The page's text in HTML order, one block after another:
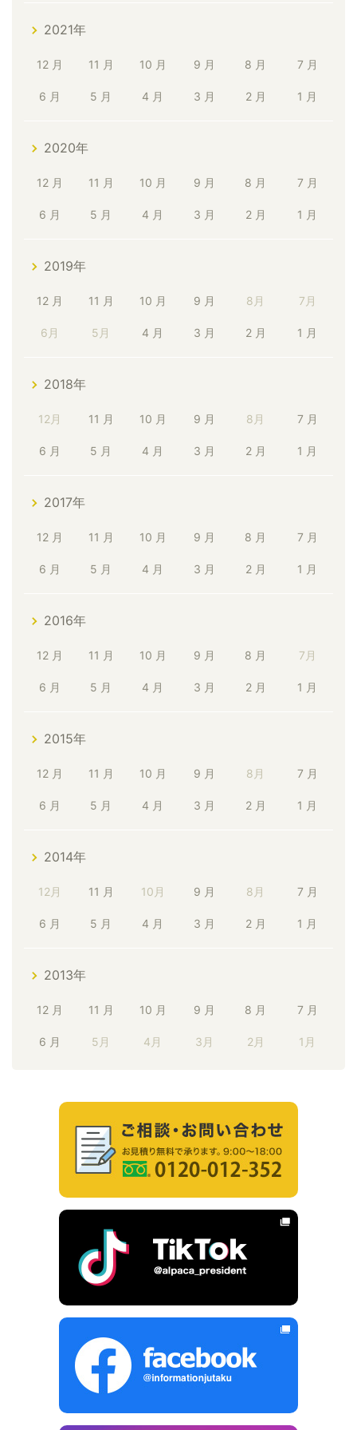
2021年
12 月 11 月 10 月 9 月 8 月 7 月
6 月 5 月 4 月 3 月 2 月 1 月
2020年
12 月 11 月 10 月 9 月 8 月 7 月
6 月 5 月 4 月 3 月 2 月 1 月
2019年
12 月 11 月 10 月 9 月 8月 7月
6月 5月 4 月 3 月 2 月 1 月
2018年
12月 11 月 10 月 9 月 8月 7 月
6 月 5 月 4 月 3 月 2 月 1 月
2017年
12 月 11 月 10 月 9 月 8 月 7 月
6 月 5 月 4 月 3 月 2 月 1 月
2016年
12 月 11 月 10 月 9 月 8 月 7月
6 月 5 月 4 月 3 月 2 月 1 月
2015年
12 月 11 月 10 月 9 月 8月 7 月
6 月 5 月 4 月 3 月 2 月 1 月
2014年
12月 11 月 10月 9 月 8月 7 月
6 月 5 月 4 月 3 月 2 月 1 月
2013年
12 月 11 月 10 月 9 月 8 月 7 月
6 月 5月 4月 3月 2月 1月